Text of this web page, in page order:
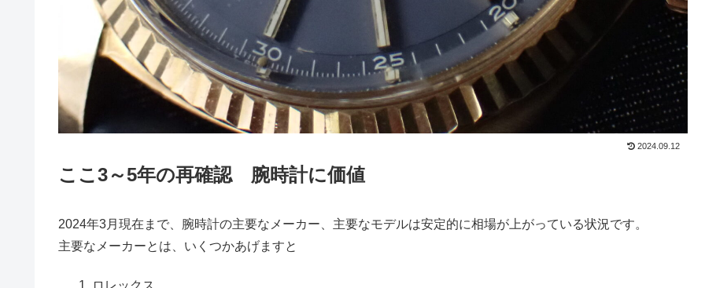
2024.09.12
ここ3～5年の再確認 腕時計に価値
2024年3月現在まで、腕時計の主要なメーカー、主要なモデルは安定的に相場が上がっている状況です。
主要なメーカーとは、いくつかあげますと